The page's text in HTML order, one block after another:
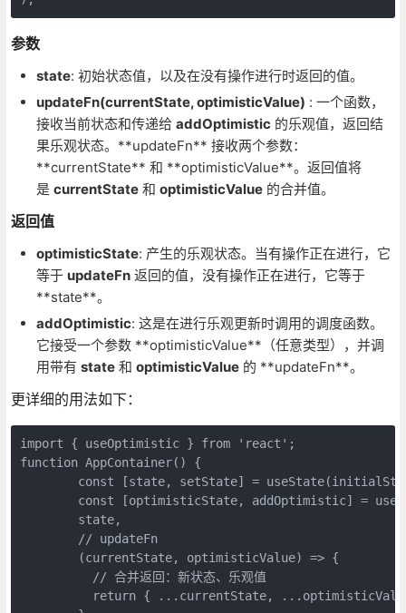
参数
state: 初始状态值，以及在没有操作进行时返回的值。
updateFn(currentState, optimisticValue) : 一个函数，
接收当前状态和传递给 addOptimistic的乐观值，返回结
果乐观状态。**updateFn** 接收两个参数：
**currentState** 和 **optimisticValue**。返回值将
是 currentState和 optimisticValue的合并值。
返回值
optimisticState: 产生的乐观状态。当有操作正在进行，它
等于 updateFn返回的值，没有操作正在进行，它等于
**state**。
addOptimistic: 这是在进行乐观更新时调用的调度函数。
它接受一个参数 **optimisticValue**（任意类型），并调
用带有 state和 optimisticValue的 **updateFn**。
更详细的用法如下：
import { useOptimistic } from 'react';
function AppContainer() {
const [state, setState] =
const [optimisticState, addOptimistic] =
	state,
	// updateFn
	(currentState, optimisticValue) => {
	  // 合并返回：新状态、乐观值
return { ...currentState,